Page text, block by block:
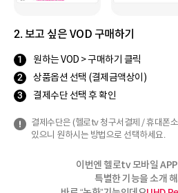
2. 보고 싶은 VOD 구매하기
원하는 VOD > 구매하기 클릭
상품옵션 선택 (결제금액상이)
결제수단 선택 후 확인
결제수단은 (헬로tv 청구서결제 / 휴대폰
있으니 원하시는 방법으로 선택하세요.
이번엔 헬로tv 모바일
특별한 기능을 소개